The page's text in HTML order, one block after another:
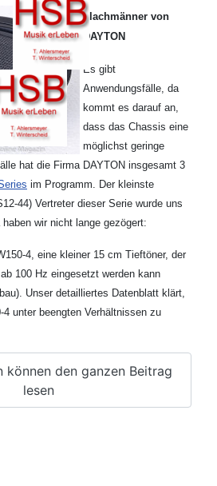
Flachmänner von
DAYTON
Es gibt
Anwendungsfälle, da
kommt es darauf an,
dass das Chassis eine
möglichst geringe
hat die Firma DAYTON insgesamt 3
im Programm. Der kleinste
44) Vertreter dieser Serie wurde uns
wir nicht lange gezögert:
4, eine kleiner 15 cm Tieftöner, der
100 Hz eingesetzt werden kann
Unser detailliertes Datenblatt klärt,
4 unter beengten Verhältnissen zu
können den ganzen Beitrag
lesen